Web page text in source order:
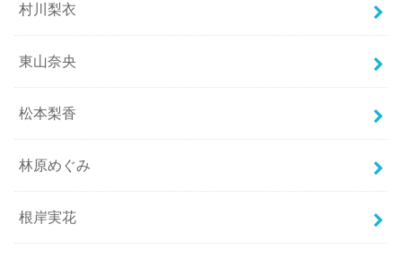
村川梨衣
東山奈央
松本梨香
林原めぐみ
根岸実花